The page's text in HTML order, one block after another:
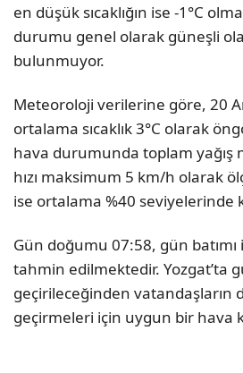
en düşük sıcaklığın ise -1°C
durumu genel olarak güneşli
bulunmuyor.
Meteoroloji verilerine göre, 20
ortalama sıcaklık 3°C olarak
hava durumunda toplam yağış
hızı maksimum 5 km/h olarak
ise ortalama %40 seviyelerinde
Gün doğumu 07:58, gün
tahmin edilmektedir. Yozgat’ta
geçirileceğinden vatandaşların
geçirmeleri için uygun bir hava